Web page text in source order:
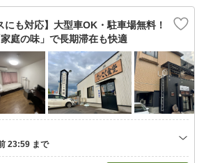
にも対応】大型車OK・駐車場無料！
庭の味」で長期滞在も快適